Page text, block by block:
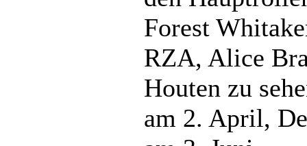
Forest
RZA, Alice
Houten zu
am 2. April,